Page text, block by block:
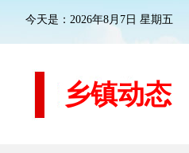
今天是：2026年8月7日 星期五
乡镇动态